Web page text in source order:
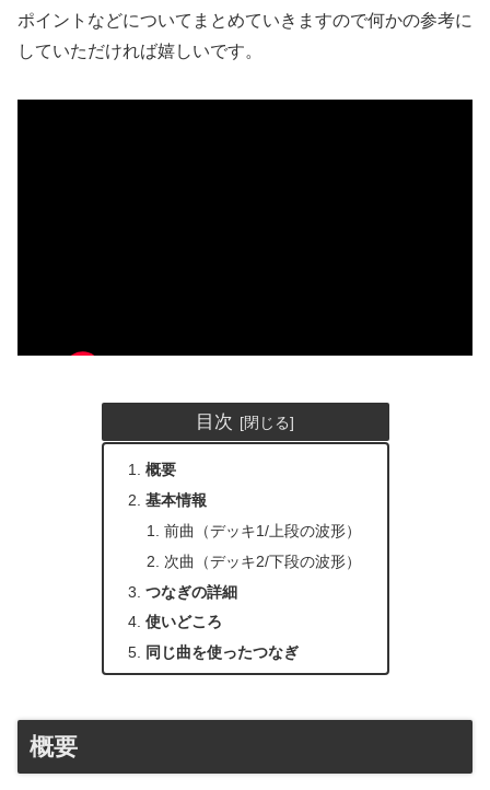
ポイントなどについてまとめていきますので何かの参考に
していただければ嬉しいです。
目次
概要
基本情報
前曲（デッキ1/上段の波形）
次曲（デッキ2/下段の波形）
つなぎの詳細
使いどころ
同じ曲を使ったつなぎ
概要